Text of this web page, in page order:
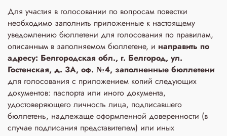
Для участия в голосовании по вопросам повестки
необходимо заполнить приложенные к настоящему
уведомлению бюллетени для голосования по правилам,
описанным в заполняемом бюллетене, и направить по
адресу: Белгородская обл., г. Белгород, ул.
Гостенская, д. 3A, оф. №4, заполненные бюллетени
для голосования с приложением копий следующих
документов: паспорта или иного документа,
удостоверяющего личность лица, подписавшего
бюллетень, надлежаще оформленной доверенности (в
случае подписания представителем) или иных